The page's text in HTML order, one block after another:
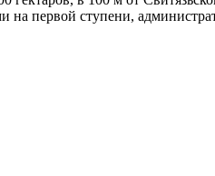
первой ступени,